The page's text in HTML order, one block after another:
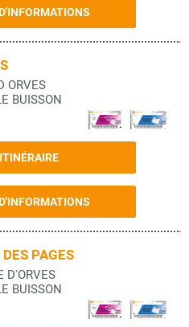
ORVES
BUISSON
ITINÉRAIRE
PAGES
D'ORVES
BUISSON